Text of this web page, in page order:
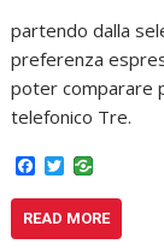
partendo dalla
preferenza
poter comparare
telefonico Tre.
F
c
e
b
T
i
t
t
READ MORE